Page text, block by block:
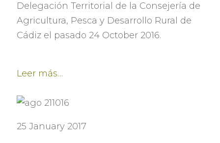
Delegación Territorial de la Consejería de
Agricultura, Pesca y Desarrollo Rural de
Cádiz el pasado 24 October 2016.
Leer más…
25 January 2017